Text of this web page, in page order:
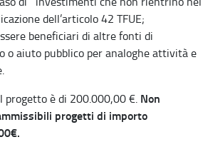
dell’articolo 42 TFUE;
beneficiari di altre fonti di
o aiuto pubblico per analoghe attività e
progetto è di 200.000,00 €. Non
progetti di importo